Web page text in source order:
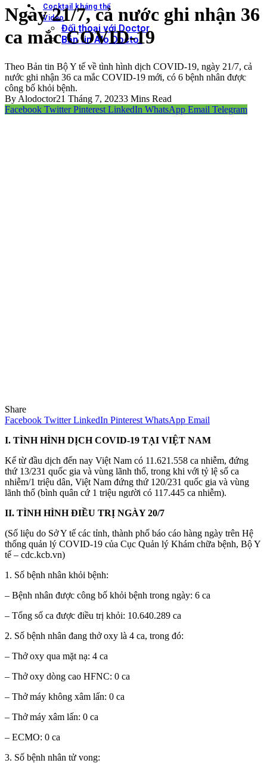
Cocktail kháng thể
Video
Đối thoại với Doctor
Bản tin Alo Doctor
Ngày 21/7, cả nước ghi nhận 36
ca mắc COVID-19
Theo Bản tin Bộ Y tế về tình hình dịch COVID-19, ngày 21/7, cả
nước ghi nhận 36 ca mắc COVID-19 mới, có 6 bệnh nhân được
công bố khỏi bệnh.
By Alodoctor21 Tháng 7, 20233 Mins Read
Facebook Twitter Pinterest LinkedIn WhatsApp Email Telegram
Share
Facebook Twitter LinkedIn Pinterest WhatsApp Email
I. TÌNH HÌNH DỊCH COVID-19 TẠI VIỆT NAM
Kể từ đầu dịch đến nay Việt Nam có 11.621.558 ca nhiễm, đứng
thứ 13/231 quốc gia và vùng lãnh thổ, trong khi với tỷ lệ số ca
nhiễm/1 triệu dân, Việt Nam đứng thứ 120/231 quốc gia và vùng
lãnh thổ (bình quân cứ 1 triệu người có 117.445 ca nhiễm).
II. TÌNH HÌNH ĐIỀU TRỊ NGÀY 20/7
(Số liệu do Sở Y tế các tỉnh, thành phố báo cáo hàng ngày trên Hệ
thống quản lý COVID-19 của Cục Quản lý Khám chữa bệnh, Bộ Y
tế – cdc.kcb.vn)
1. Số bệnh nhân khỏi bệnh:
– Bệnh nhân được công bố khỏi bệnh trong ngày: 6 ca
– Tổng số ca được điều trị khỏi: 10.640.289 ca
2. Số bệnh nhân đang thở oxy là 4 ca, trong đó:
– Thở oxy qua mặt nạ: 4 ca
– Thở oxy dòng cao HFNC: 0 ca
– Thở máy không xâm lấn: 0 ca
– Thở máy xâm lấn: 0 ca
– ECMO: 0 ca
3. Số bệnh nhân tử vong: